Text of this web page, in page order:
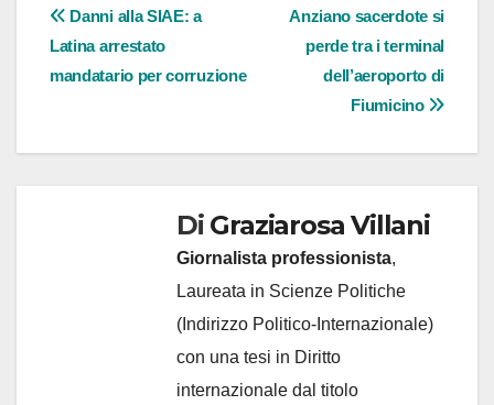
Navigazione
articoli
Anziano sacerdote si
perde tra i terminal
dell’aeroporto di
Fiumicino
Danni alla SIAE: a
Latina arrestato
mandatario per corruzione
Di Graziarosa Villani
Giornalista professionista,
Laureata in Scienze Politiche
(Indirizzo Politico-Internazionale)
con una tesi in Diritto
internazionale dal titolo